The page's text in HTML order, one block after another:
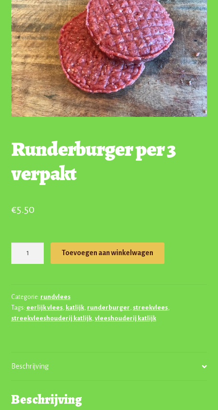
Runderburger per 3
verpakt
€5.50
aantal
Toevoegen aan winkelwagen
Categorie: rundvlees
Tags: eerlijk vlees, katlijk, runderburger, streekvlees,
streekvleeshouderij katlijk, vleeshouderij katlijk
Beschrijving
Beschrijving